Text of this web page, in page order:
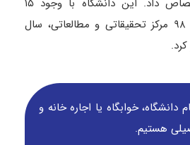
دانشکده، ۱۵ مؤسسه و ۹۸ مرکز تحقیقاتی و مطالعاتی، سال
خوابگاه یا اجاره خانه و
هستیم.